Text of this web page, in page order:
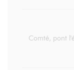
Comté, pont